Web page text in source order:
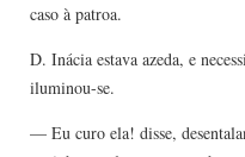
caso à patroa.
D. Inácia estava azeda, e
iluminou-se.
— Eu curo ela! disse,